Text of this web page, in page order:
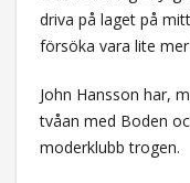
driva på laget på
försöka vara lite
John Hansson har,
tvåan med Boden
moderklubb trogen.